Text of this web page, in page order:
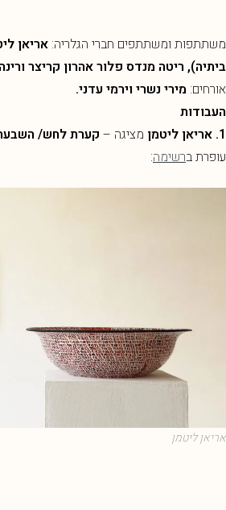
משתתפות ומשתתפים חברי הגלריה: אריאן
ביתיה), ריטה מנדס פלור אהרון קריצר
אורחים: מירי נשרי וירמי עדני.
העבודות
1. אריאן ליטמן
מציגה – קערת לחש/
עופרת ברשימה:
אריאן ליטמן